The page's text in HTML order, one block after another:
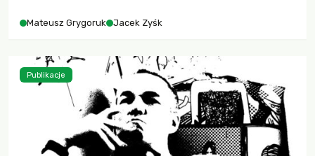
Mateusz Grygoruk Jacek Zyśk
Publikacje